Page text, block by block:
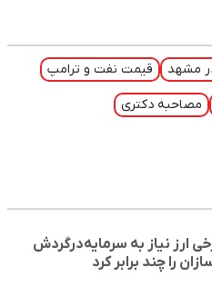
مشهد قیمت نفت و ترامپ
مصاحبه دکتری
ارز نیاز به سرمایه‌درگردش
را چند برابر کرد